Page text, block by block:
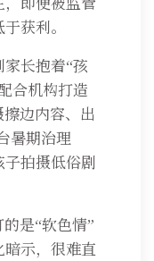
获利。
长抱着“孩
合机构打造
边内容、出
暑期治理
拍摄低俗剧
是“软色情”
示，很难直